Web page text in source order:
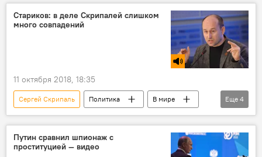
Ситуация вокруг "дела Скрипаля"
Великобритания
Россия
Стариков: в деле Скрипалей слишком
много совпадений
11 октября 2018, 18:35
Сергей Скрипаль Политика
В мире
Радио Sputnik Кыргызстан
Ситуация вокруг "дела Скрипаля"
Великобритания
Еще 4
Путин сравнил шпионаж с
проституцией — видео